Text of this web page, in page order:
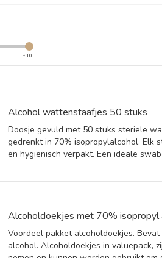
€10
Alcohol wattenstaafjes 50 stuks
Doosje gevuld met 50 stuks steriele
gedrenkt in 70% isopropylalcohol. Elk
en hygiënisch verpakt. Een ideale
Alcoholdoekjes met 70% isopropyl
Voordeel pakket alcoholdoekjes.
alcohol. Alcoholdoekjes in valuepack,